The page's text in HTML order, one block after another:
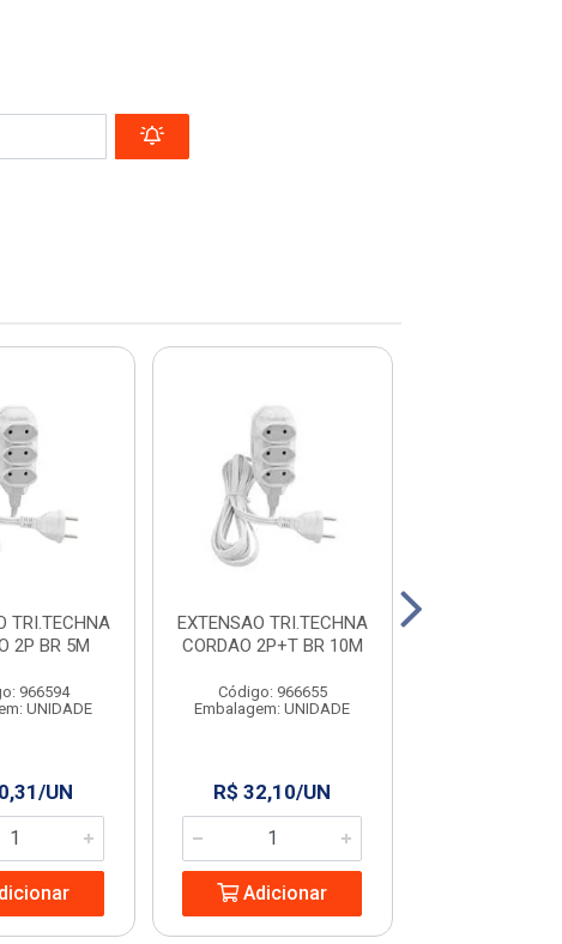
TRI.TECHNA
2P BR 5M
966594
UNIDADE
UN
EXTENSAO TRI.TECHNA
CORDAO 2P+T BR 10M
Código: 966655
Embalagem: UNIDADE
R$ 32,10/UN
Adicionar